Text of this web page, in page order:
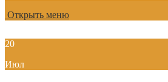
Открыть меню
20
Июл